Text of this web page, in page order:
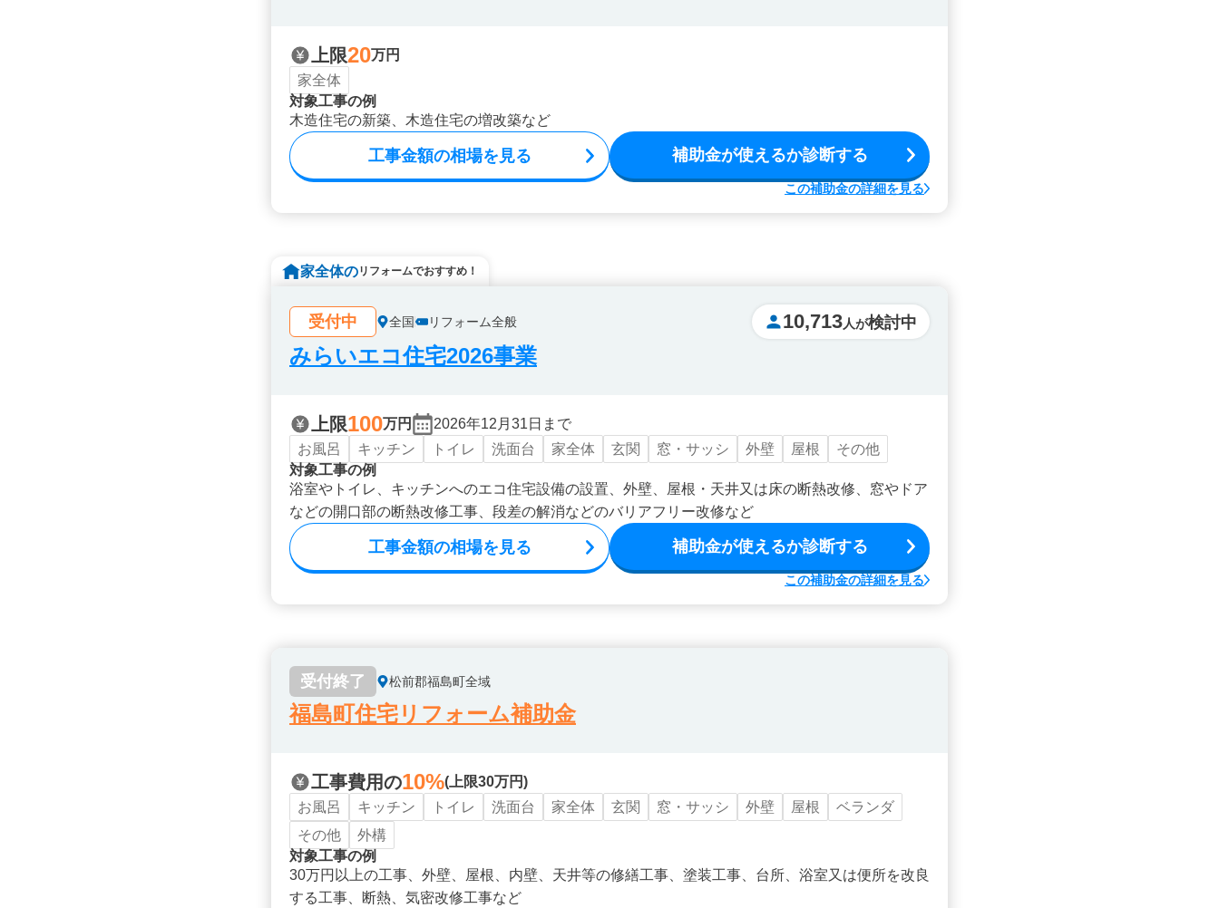
上限20万円
家全体
対象工事の例
木造住宅の新築、木造住宅の増改築など
工事金額の相場を見る 補助金が使えるか診断する
この補助金の詳細を見る
家全体のリフォームでおすすめ！
受付中 全国 リフォーム全般 10,713人が検討中
みらいエコ住宅2026事業
上限100万円
2026年12月31日まで
お風呂
キッチン トイレ 洗面台 家全体 玄関 窓・サッシ 外壁 屋根
その他
対象工事の例
浴室やトイレ、キッチンへのエコ住宅設備の設置、外壁、屋根・天井又は床の断熱改修、窓やドア
などの開口部の断熱改修工事、段差の解消などのバリアフリー改修など
工事金額の相場を見る 補助金が使えるか診断する
この補助金の詳細を見る
受付終了 松前郡福島町全域
福島町住宅リフォーム補助金
工事費用の10%(上限30万円)
お風呂
キッチン トイレ 洗面台 家全体 玄関 窓・サッシ 外壁 屋根
ベランダ
その他
外構
対象工事の例
30万円以上の工事、外壁、屋根、内壁、天井等の修繕工事、塗装工事、台所、浴室又は便所を改良
する工事、断熱、気密改修工事など